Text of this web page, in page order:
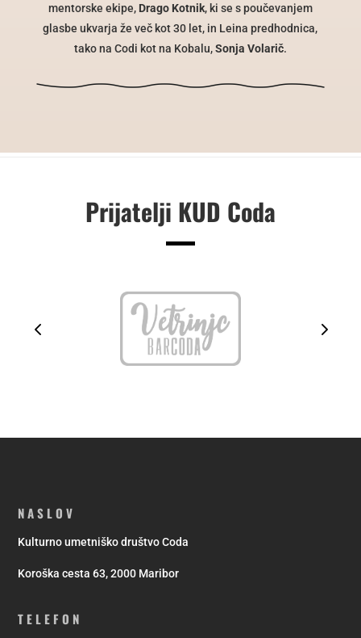
mentorske ekipe, Drago Kotnik, ki se s poučevanjem
glasbe ukvarja že več kot 30 let, in Leina predhodnica,
tako na Codi kot na Kobalu,Sonja Volarič.
Prijatelji KUD Coda
NASLOV
Kulturno umetniško društvo Coda
Koroška cesta 63, 2000 Maribor
TELEFON